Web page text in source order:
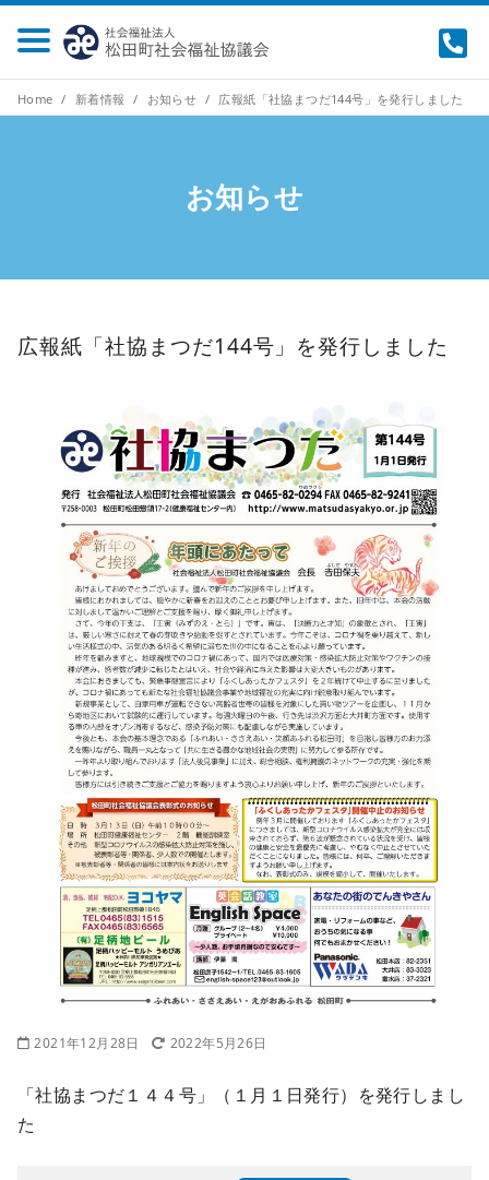
Home 新着情報 お知らせ 広報紙「社協まつだ144号」を発行しました
お知らせ
広報紙「社協まつだ144号」を発行しました
2021年12月28日 2022年5月26日
「社協まつだ１４４号」（１月１日発行）を発行しまし
た